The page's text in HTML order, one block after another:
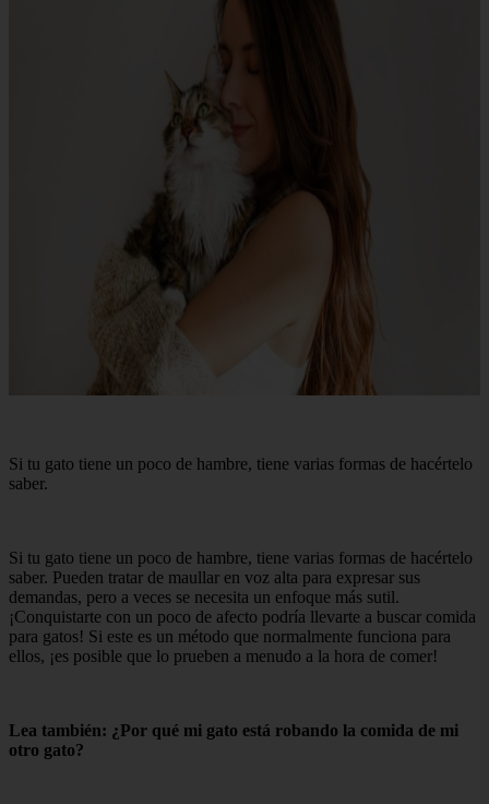
Si tu gato tiene un poco de hambre, tiene varias formas de hacértelo
saber.
Si tu gato tiene un poco de hambre, tiene varias formas de hacértelo
saber. Pueden tratar de maullar en voz alta para expresar sus
demandas, pero a veces se necesita un enfoque más sutil.
¡Conquistarte con un poco de afecto podría llevarte a buscar comida
para gatos! Si este es un método que normalmente funciona para
ellos, ¡es posible que lo prueben a menudo a la hora de comer!
Lea también: ¿Por qué mi gato está robando la comida de mi
otro gato?